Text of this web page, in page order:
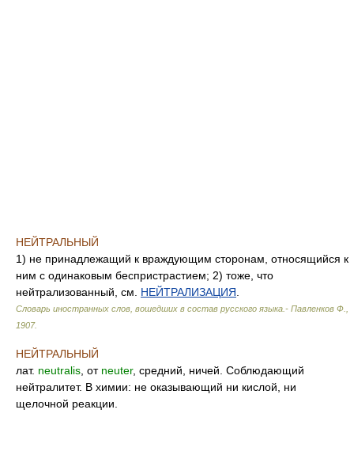
НЕЙТРАЛЬНЫЙ
1) не принадлежащий к враждующим сторонам, относящийся к
ним с одинаковым беспристрастием; 2) тоже, что
нейтрализованный, см. НЕЙТРАЛИЗАЦИЯ
Словарь иностранных слов, вошедших в состав русского языка.- Павленков Ф.
1907.
НЕЙТРАЛЬНЫЙ
лат. neutralis , от neuter, средний, ничей. Соблюдающий
нейтралитет. В химии: не оказывающий ни кислой, ни
щелочной реакции.